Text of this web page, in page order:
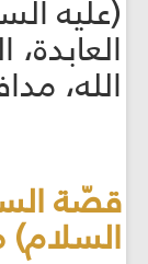
(عليه
الله،
قصّة
السلام) مع